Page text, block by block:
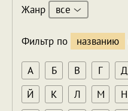
Жанр
все
Фильтр по названию
А Б В Г Д
Й
К Л М Н